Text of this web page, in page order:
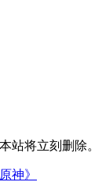
站将立刻删除。
神》